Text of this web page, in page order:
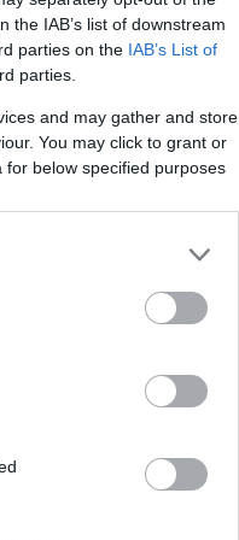
IAB’s list of downstream
parties on the IAB’s List of
parties.
and may gather and store
You may click to grant or
below specified purposes
την Λίνα
στα social
Μωραΐτης στο
υπ. Πολιτισμού Λίνα
του οίκου Dior στην